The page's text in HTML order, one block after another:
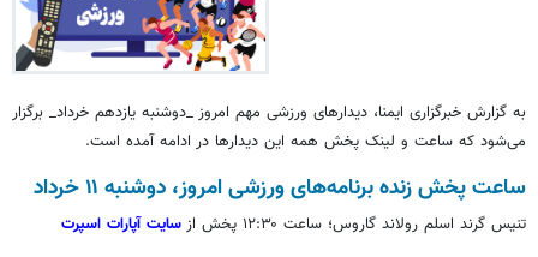
به گزارش خبرگزاری ایمنا، دیدارهای ورزشی مهم امروز _دوشنبه یازدهم خرداد_ برگزار
می‌شود که ساعت و لینک پخش همه این دیدارها در ادامه آمده است.
ساعت پخش زنده برنامه‌های ورزشی امروز، دوشنبه ۱۱ خرداد
تنیس گرند اسلم رولاند گاروس؛ ساعت ۱۲:۳۰ پخش از
سایت آپارات اسپرت